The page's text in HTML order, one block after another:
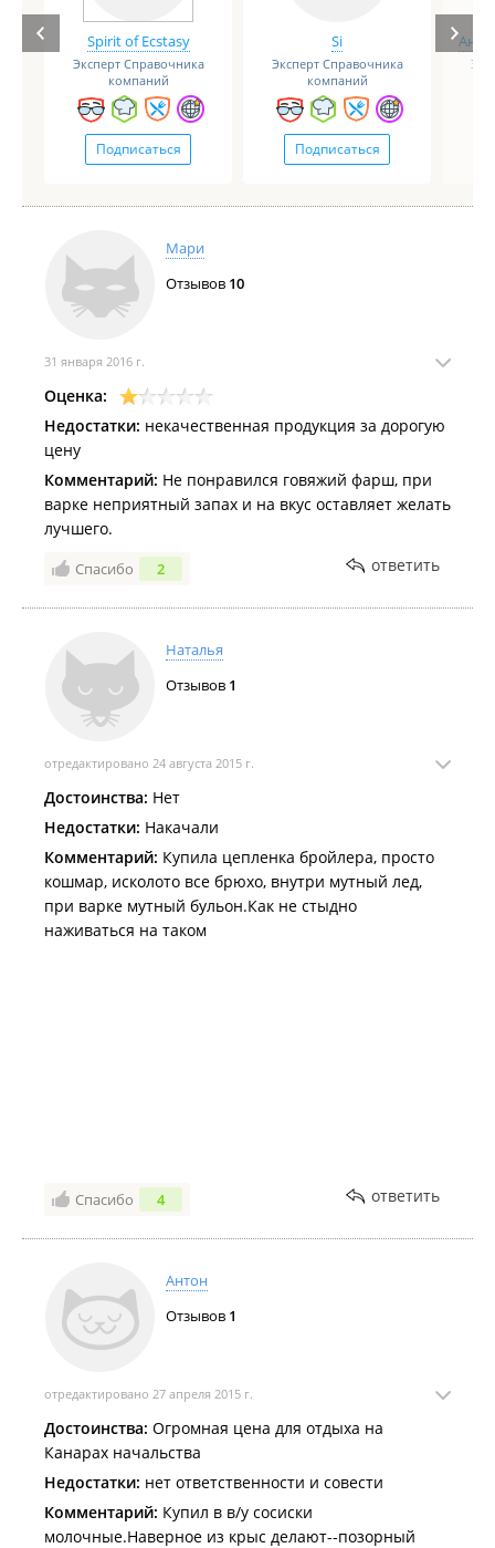
Spirit of Ecstasy
Эксперт Справочника
компаний
Подписаться
Si
Эксперт Справочника
компаний
Подписаться
Мари
Отзывов 10
31 января 2016 г.
Оценка:
Недостатки: некачественная продукция за дорогую
цену
Комментарий: Не понравился говяжий фарш, при
варке неприятный запах и на вкус оставляет желать
лучшего.
Спасибо 2 ответить
Наталья
Отзывов 1
отредактировано 24 августа 2015 г.
Достоинства: Нет
Недостатки: Накачали
Комментарий: Купила цепленка бройлера, просто
кошмар, исколото все брюхо, внутри мутный лед,
при варке мутный бульон.Как не стыдно
наживаться на таком
Спасибо 4 ответить
Антон
Отзывов 1
отредактировано 27 апреля 2015 г.
Достоинства: Огромная цена для отдыха на
Канарах начальства
Недостатки: нет ответственности и совести
Комментарий: Купил в в/у сосиски
молочные.Наверное из крыс делают--позорный